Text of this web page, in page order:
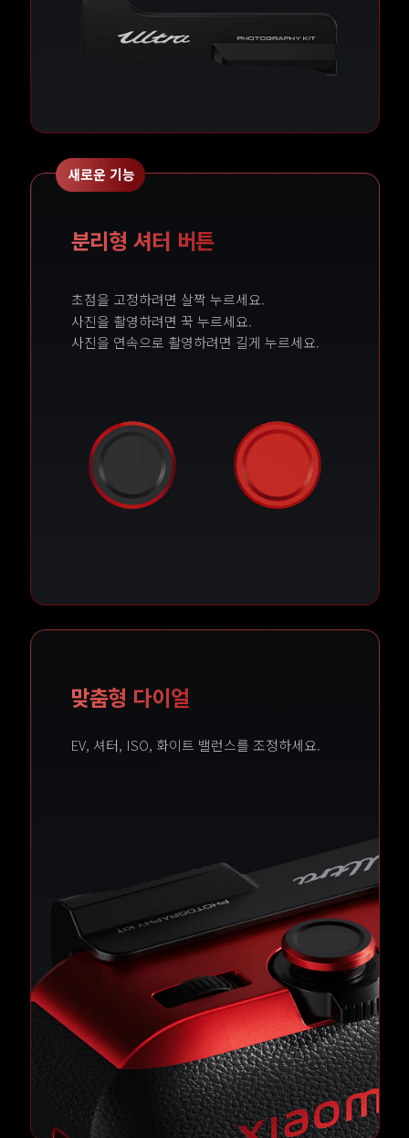
새로운 기능
분리형 셔터 버튼
초점을 고정하려면 살짝 누르세요.
사진을 촬영하려면 꾹 누르세요.
사진을 연속으로 촬영하려면 길게 누르세요.
맞춤형 다이얼
EV, 셔터, ISO, 화이트 밸런스를 조정하세요.